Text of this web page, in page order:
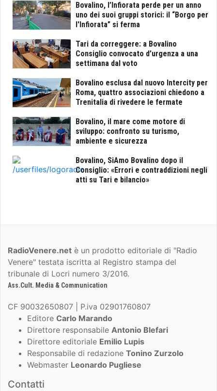
Bovalino, l’Infiorata perde per un anno
uno dei suoi gruppi storici: il “Borgo per
l'Infiorata” si ferma
Tari da correggere: a Bovalino
Consiglio convocato d’urgenza a una
settimana dal voto
Bovalino esclusa dal nuovo Intercity per
Roma, quattro associazioni chiedono a
Trenitalia di rivedere le fermate
Bovalino, il mare come motore di
sviluppo: confronto su turismo,
ambiente e sicurezza
Bovalino, SiAmo Bovalino dopo il
Consiglio: «Errori e contraddizioni negli
atti su Tari e bilancio»
RadioVenere.net è un prodotto editoriale di "Radio
Venere" testata iscritta al Registro stampa del
tribunale di Locri numero 3/2016.
Ass.Cult. Media & Communication
CF 90032650807 | P.iva 02901760807
Editore Carlo Marando
Direttore responsabile Antonio Blefari
Direttore editoriale Emilio Lupis
Responsabile di redazione Tonino Zurzolo
Webmaster Leonardo Pugliese
Contatti